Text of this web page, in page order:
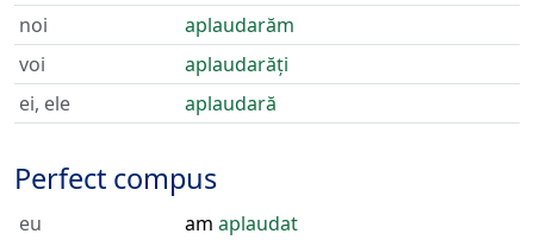
noi
aplaudarăm
voi
aplaudarăți
ei, ele
aplaudară
Perfect compus
eu am aplaudat